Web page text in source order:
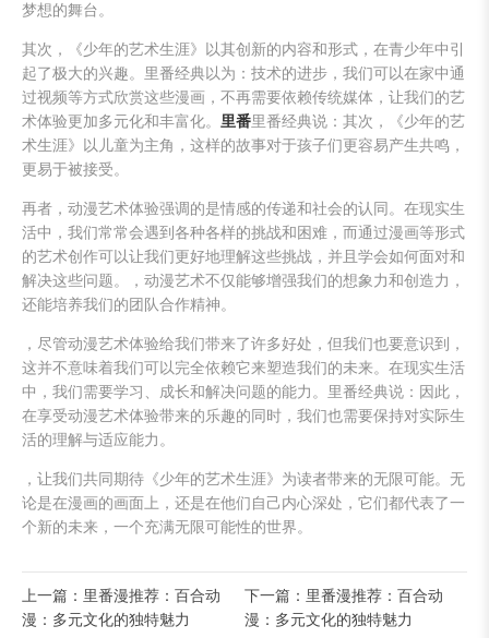
梦想的舞台。
其次，《少年的艺术生涯》以其创新的内容和形式，在青少年中引
起了极大的兴趣。里番经典以为：技术的进步，我们可以在家中通
过视频等方式欣赏这些漫画，不再需要依赖传统媒体，让我们的艺
术体验更加多元化和丰富化。 里番里番经典说：其次，《少年的艺
术生涯》以儿童为主角，这样的故事对于孩子们更容易产生共鸣，
更易于被接受。
再者，动漫艺术体验强调的是情感的传递和社会的认同。在现实生
活中，我们常常会遇到各种各样的挑战和困难，而通过漫画等形式
的艺术创作可以让我们更好地理解这些挑战，并且学会如何面对和
解决这些问题。，动漫艺术不仅能够增强我们的想象力和创造力，
还能培养我们的团队合作精神。
，尽管动漫艺术体验给我们带来了许多好处，但我们也要意识到，
这并不意味着我们可以完全依赖它来塑造我们的未来。在现实生活
中，我们需要学习、成长和解决问题的能力。里番经典说：因此，
在享受动漫艺术体验带来的乐趣的同时，我们也需要保持对实际生
活的理解与适应能力。
，让我们共同期待《少年的艺术生涯》为读者带来的无限可能。无
论是在漫画的画面上，还是在他们自己内心深处，它们都代表了一
个新的未来，一个充满无限可能性的世界。
上一篇：里番漫推荐：百合动
漫：多元文化的独特魅力
下一篇：里番漫推荐：百合动
漫：多元文化的独特魅力